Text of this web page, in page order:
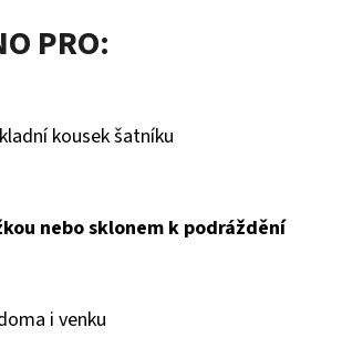
PRO:
kousek šatníku
nebo sklonem k podráždění
i venku